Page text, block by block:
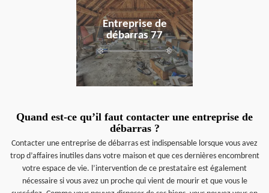
Entreprise de
débarras 77
Quand est-ce qu’il faut contacter une entreprise de
débarras ?
Contacter une entreprise de débarras est indispensable lorsque vous avez
trop d’affaires inutiles dans votre maison et que ces dernières encombrent
votre espace de vie. l’intervention de ce prestataire est également
nécessaire si vous avez un proche qui vient de mourir et que vous le